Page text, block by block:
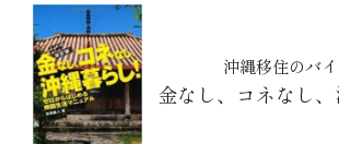
沖縄移住のバ
金なし、コネなし